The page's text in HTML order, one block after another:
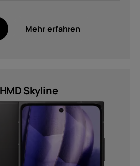
Mehr erfahren
HMD Skyline